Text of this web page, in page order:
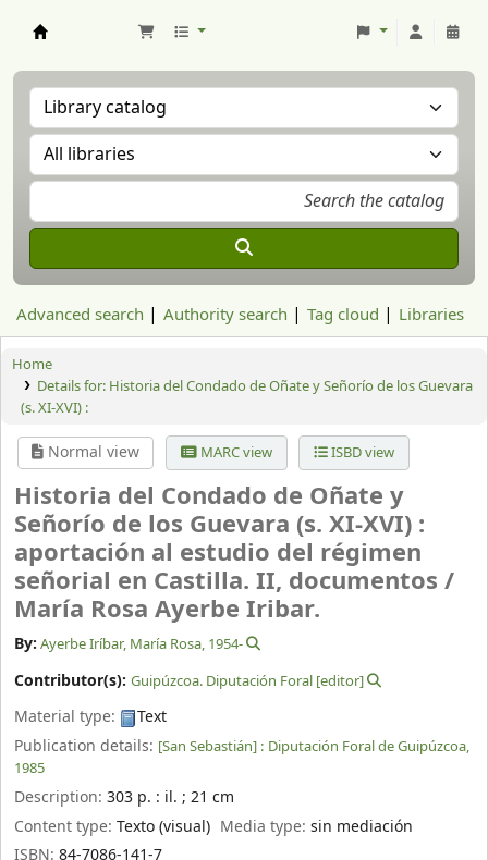
Advanced search Authority search Tag cloud Libraries
Home
Details for: Historia del Condado de Oñate y Señorío de los Guevara
(s. XI-XVI) :
Normal view MARC view ISBD view
Historia del Condado de Oñate y
Señorío de los Guevara (s. XI-XVI) :
aportación al estudio del régimen
señorial en Castilla. II, documentos /
María Rosa Ayerbe Iribar.
By: Ayerbe Iríbar, María Rosa, 1954-
Contributor(s): Guipúzcoa‏. Diputación Foral [editor]
Material type:
Text
Publication details: [San Sebastián] : Diputación Foral de Guipúzcoa,
1985
Description: 303 p. : il. ; 21 cm
Content type: Texto (visual) Media type:sin mediación